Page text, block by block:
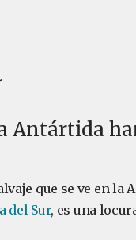
Antártida
que se ve en la
del Sur, es una